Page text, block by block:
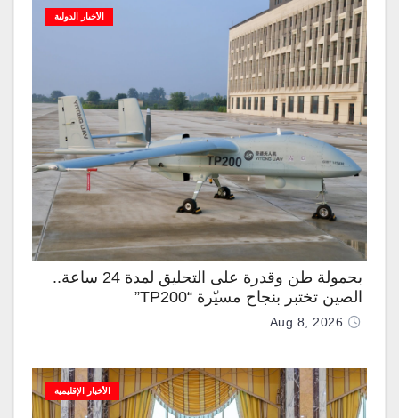
الأخبار الدولية
بحمولة طن وقدرة على التحليق لمدة 24 ساعة..
الصين تختبر بنجاح مسيّرة “TP200”
Aug 8, 2026
الأخبار الإقليمية